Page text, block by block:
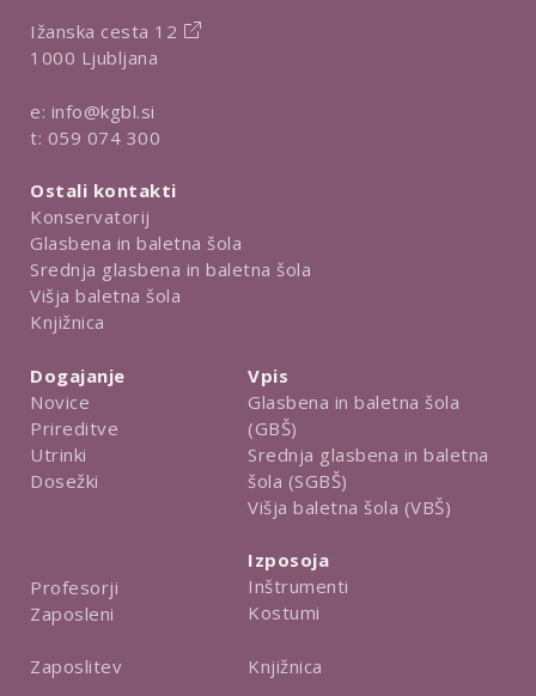
Ižanska cesta 12
1000 Ljubljana
e: info@kgbl.si
t: 059 074 300
Ostali kontakti
Konservatorij
Glasbena in baletna šola
Srednja glasbena in baletna šola
Višja baletna šola
Knjižnica
Dogajanje
Novice
Prireditve
Utrinki
Dosežki
Profesorji
Zaposleni
Zaposlitev
Vpis
Glasbena in baletna šola
(GBŠ)
Srednja glasbena in baletna
šola (SGBŠ)
Višja baletna šola (VBŠ)
Izposoja
Inštrumenti
Kostumi
Knjižnica